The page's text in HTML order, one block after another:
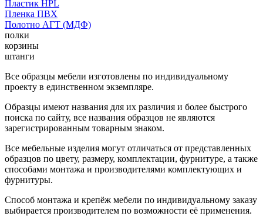
Пластик HPL
Пленка ПВХ
Полотно АГТ (МДФ)
полки
корзины
штанги
Все образцы мебели изготовлены по индивидуальному
проекту в единственном экземпляре.
Образцы имеют названия для их различия и более быстрого
поиска по сайту, все названия образцов не являются
зарегистрированным товарным знаком.
Все мебельные изделия могут отличаться от представленных
образцов по цвету, размеру, комплектации, фурнитуре, а также
способами монтажа и производителями комплектующих и
фурнитуры.
Способ монтажа и крепёж мебели по индивидуальному заказу
выбирается производителем по возможности её применения.